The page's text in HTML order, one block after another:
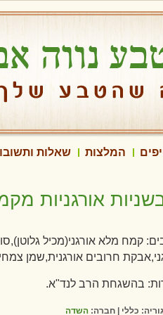
המלצות שאלות
אורגניות
קמח מלא אורגני(מכיל
חרובים אורגנית,שמן
בהשגחת הרב לנד"א.
כללי | חברה: השדה